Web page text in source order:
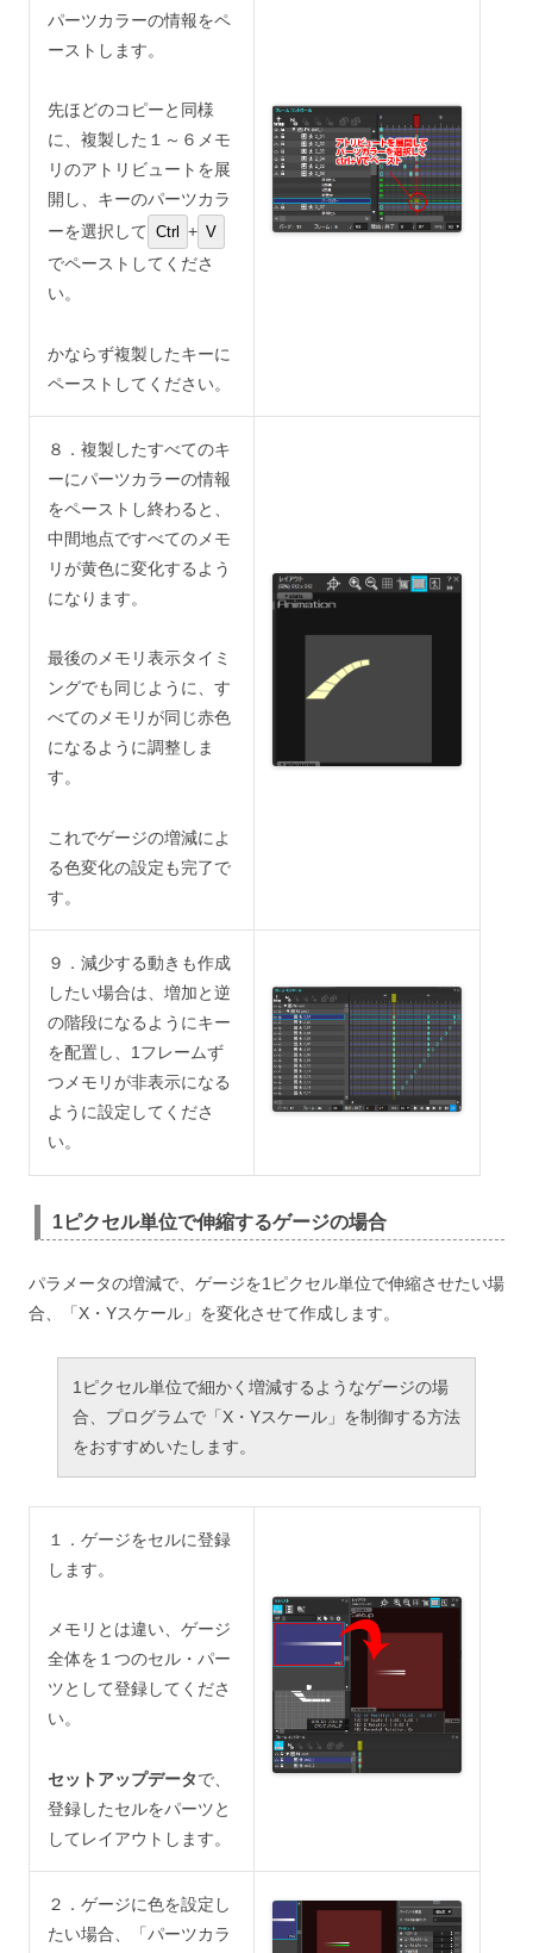
パーツカラーの情報をペ
ーストします。
先ほどのコピーと同様
に、複製した１～６メモ
リのアトリビュートを展
開し、キーのパーツカラ
ーを選択して Ctrl + V
でペーストしてくださ
い。
かならず複製したキーに
ペーストしてください。
８．複製したすべてのキ
ーにパーツカラーの情報
をペーストし終わると、
中間地点ですべてのメモ
リが黄色に変化するよう
になります。
最後のメモリ表示タイミ
ングでも同じように、す
べてのメモリが同じ赤色
になるように調整しま
す。
これでゲージの増減によ
る色変化の設定も完了で
す。
９．減少する動きも作成
したい場合は、増加と逆
の階段になるようにキー
を配置し、1フレームず
つメモリが非表示になる
ように設定してくださ
い。
1ピクセル単位で伸縮するゲージの場合
パラメータの増減で、ゲージを1ピクセル単位で伸縮させたい場
合、「X・Yスケール」を変化させて作成します。
1ピクセル単位で細かく増減するようなゲージの場
合、プログラムで「X・Yスケール」を制御する方法
をおすすめいたします。
１．ゲージをセルに登録
します。
メモリとは違い、ゲージ
全体を１つのセル・パー
ツとして登録してくださ
い。
セットアップデータで、
登録したセルをパーツと
してレイアウトします。
２．ゲージに色を設定し
たい場合、「パーツカラ